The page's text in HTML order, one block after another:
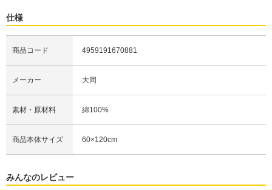
仕様
商品コード 4959191670881
メーカー 大同
素材・原材料 綿100%
商品本体サイズ 60×120cm
みんなのレビュー